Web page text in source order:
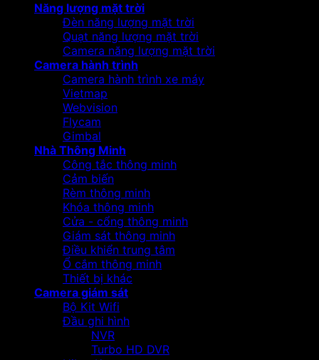
Năng lượng mặt trời
Đèn năng lượng mặt trời
Quạt năng lượng mặt trời
Camera năng lượng mặt trời
Camera hành trình
Camera hành trình xe máy
Vietmap
Webvision
Flycam
Gimbal
Nhà Thông Minh
Công tắc thông minh
Cảm biến
Rèm thông minh
Khóa thông minh
Cửa - cổng thông minh
Giám sát thông minh
Điều khiển trung tâm
Ổ cắm thông minh
Thiết bị khác
Camera giám sát
Bộ Kit Wifi
Đầu ghi hình
NVR
Turbo HD DVR